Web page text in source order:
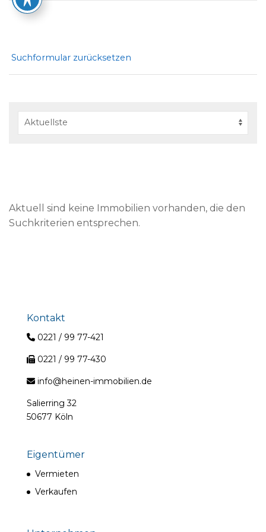
Suchformular zurücksetzen
Aktuell sind keine Immobilien vorhanden, die den
Suchkriterien entsprechen.
Kontakt
0221 / 99 77-421
0221 / 99 77-430
info@heinen-immobilien.de
Salierring 32
50677 Köln
Eigentümer
Vermieten
Verkaufen